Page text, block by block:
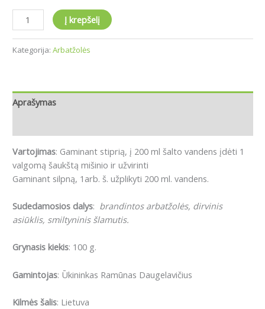
Į krepšelį
Kategorija: Arbatžolės
Aprašymas
Vartojimas: Gaminant stiprią, į 200 ml šalto vandens įdėti 1
valgomą šaukštą mišinio ir užvirinti
Gaminant silpną, 1arb. š. užplikyti 200 ml. vandens.
Sudedamosios dalys: brandintos arbatžolės, dirvinis
asiūklis, smiltyninis šlamutis.
Grynasis kiekis: 100 g.
Gamintojas: Ūkininkas Ramūnas Daugelavičius
Kilmės šalis: Lietuva